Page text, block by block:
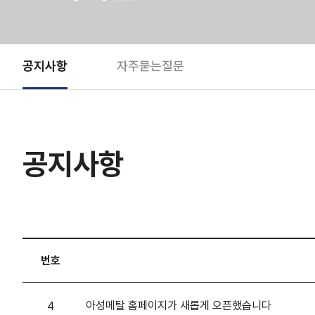
공지사항 자주묻는질문
공지사항
번호
4 아성메탈 홈페이지가 새롭게 오픈했습니다